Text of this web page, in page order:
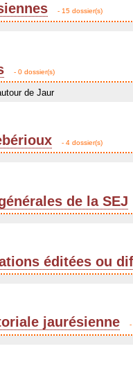
- 15 dossier(s)
- 0 dossier(s)
de Jaur
- 4 dossier(s)
de la SEJ
éditées ou
jaurésienne -